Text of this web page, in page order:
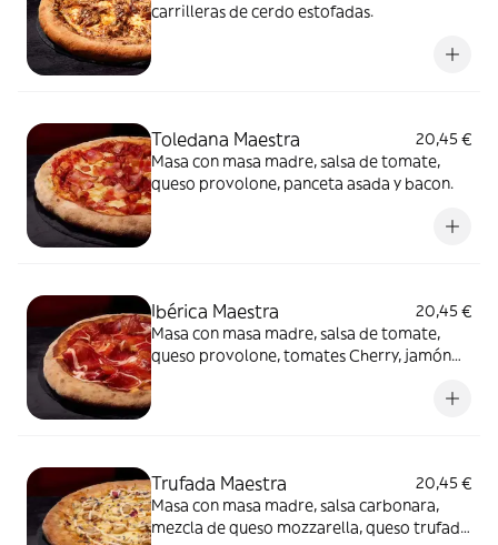
carrilleras de cerdo estofadas.
Toledana Maestra
20,45 €
Masa con masa madre, salsa de tomate,
queso provolone, panceta asada y bacon.
Ibérica Maestra
20,45 €
Masa con masa madre, salsa de tomate,
queso provolone, tomates Cherry, jamón
Trufada Maestra
20,45 €
Masa con masa madre, salsa carbonara,
mezcla de queso mozzarella, queso trufado